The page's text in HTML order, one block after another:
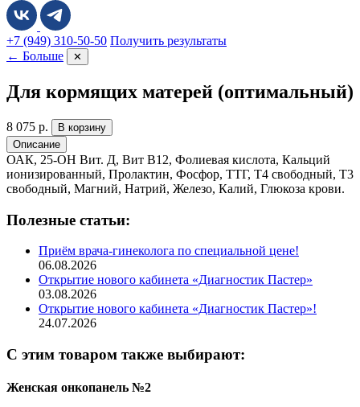
+7 (949) 310-50-50 Получить результаты
← Больше
✕
Для кормящих матерей (оптимальный)
8 075 р.
В корзину
Описание
ОАК, 25-ОН Вит. Д, Вит В12, Фолиевая кислота, Кальций
ионизированный, Пролактин, Фосфор, ТТГ, Т4 свободный, Т3
свободный, Магний, Натрий, Железо, Калий, Глюкоза крови.
Полезные статьи:
Приём врача-гинеколога по специальной цене!
06.08.2026
Открытие нового кабинета «Диагностик Пастер»
03.08.2026
Открытие нового кабинета «Диагностик Пастер»!
24.07.2026
С этим товаром также выбирают:
Женская онкопанель №2